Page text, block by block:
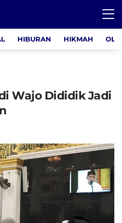
HIBURAN HIKMAH
Wajo Dididik Jadi